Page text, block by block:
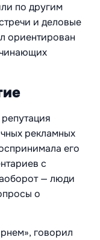
по другим
и деловые
ориентирован
рекламных
его
с
— люди
о
говорил